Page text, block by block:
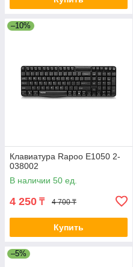
–10%
Клавиатура Rapoo E1050 2-
038002
В наличии 50 ед.
4 250 ₸ 4 700 ₸
Купить
–5%